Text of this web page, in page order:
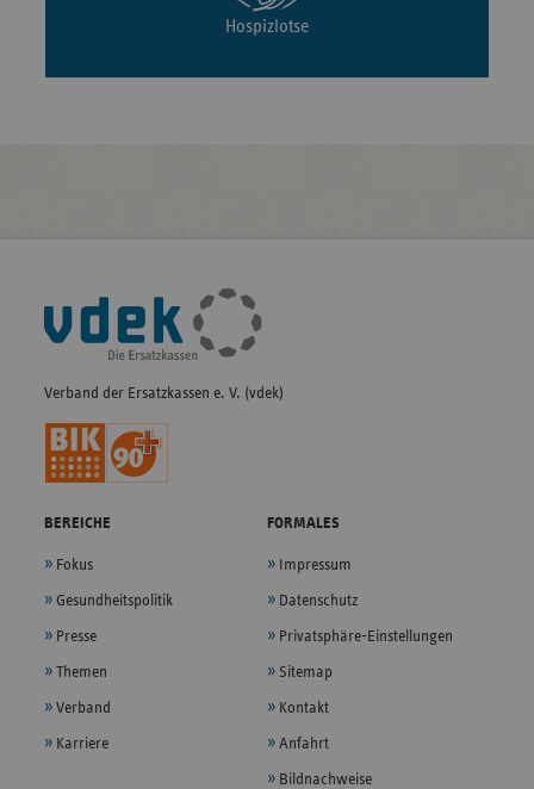
Hospizlotse
Fußleisten-
Navigation
Verband der Ersatzkassen e. V. (vdek)
BEREICHE
Fokus
Gesundheitspolitik
Presse
Themen
Verband
Karriere
FORMALES
Impressum
Datenschutz
Privatsphäre-Einstellungen
Sitemap
Kontakt
Anfahrt
Bildnachweise